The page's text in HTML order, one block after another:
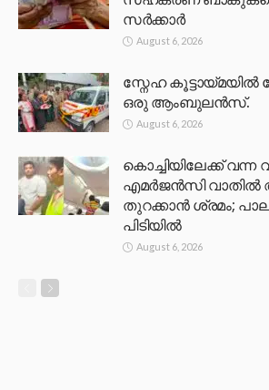
സർക്കാർ
August 6, 2026
സ്നേഹ കൂട്ടായ്മയിൽ
ഒരു ആംബുലൻസ്.
August 6, 2026
കൊച്ചിയിലേക്ക് വന്ന
എമർജൻസി
തുറക്കാൻ ശ്രമം;
പിടിയിൽ
August 6, 2026